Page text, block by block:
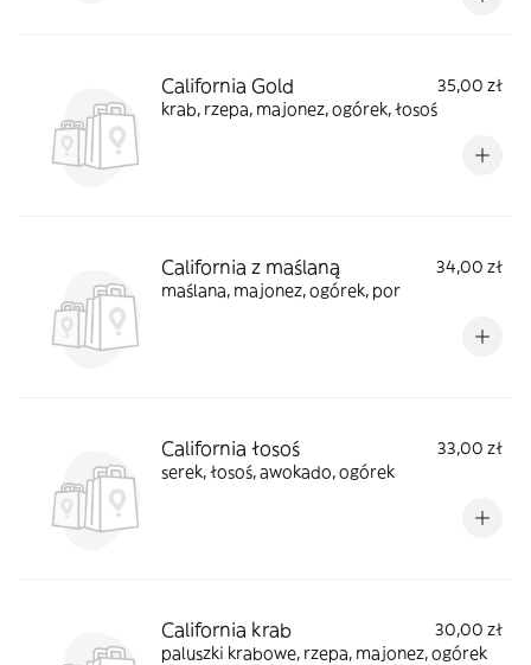
California Gold
35,00 zł
krab, rzepa, majonez, ogórek, łosoś
California z maślaną
34,00 zł
maślana, majonez, ogórek, por
California łosoś
33,00 zł
serek, łosoś, awokado, ogórek
California krab
30,00 zł
paluszki krabowe, rzepa, majonez, ogórek